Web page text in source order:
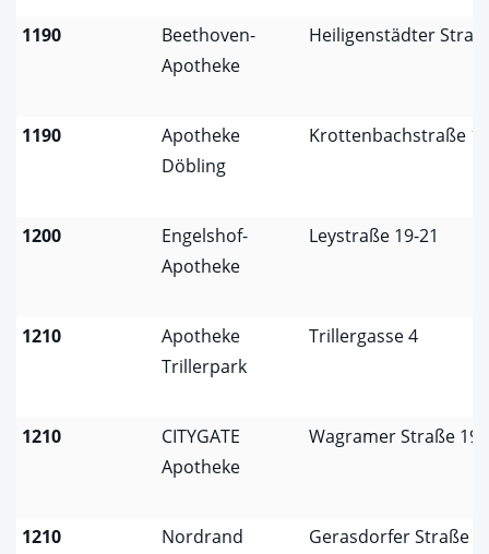
1190
Beethoven-
Apotheke
Heiligenstädter
1190
Apotheke
Döbling
Krottenbachstraße
1200
Engelshof-
Apotheke
Leystraße 19-21
1210
Apotheke
Trillerpark
Trillergasse 4
1210
CITYGATE
Apotheke
Wagramer Straße
1210
Nordrand
Gerasdorfer Straße